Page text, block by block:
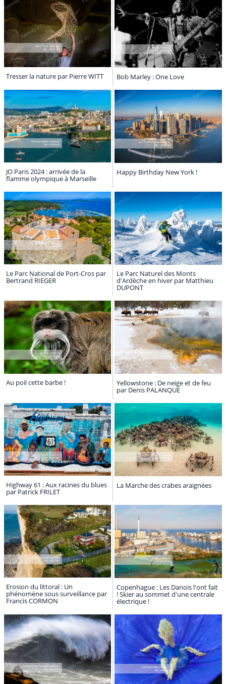
Tresser la nature par Pierre WITT Bob Marley : One Love
JO Paris 2024 : arrivée de la
flamme olympique à Marseille
Happy Birthday New York !
Le Parc National de Port-Cros par
Bertrand RIEGER
Le Parc Naturel des Monts
d'Ardèche en hiver par Matthieu
DUPONT
Au poil cette barbe ! Yellowstone : De neige et de feu
par Denis PALANQUE
Highway 61 : Aux racines du blues
par Patrick FRILET
La Marche des crabes araignées
Erosion du littoral : Un
phénomène sous surveillance par
Francis CORMON
Copenhague : Les Danois l'ont fait
! Skier au sommet d'une centrale
électrique !